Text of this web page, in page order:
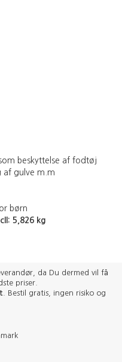
beskyttelse af fodtøj
af gulve m.m
børn
5,826 kg
da Du dermed vil få
priser.
. Bestil gratis, ingen risiko og